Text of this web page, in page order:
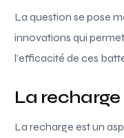
La question se pose
innovations qui
l’efficacité de ces
La
La recharge est un